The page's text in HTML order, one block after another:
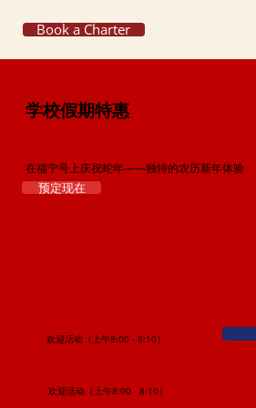
Book a Charter
学校假期特惠
欢迎活动（上午8:00 - 8:10）
欢迎活动（上午8:00 - 8:10）
预定现在
在福宁号上庆祝蛇年——独特的农历新年体验